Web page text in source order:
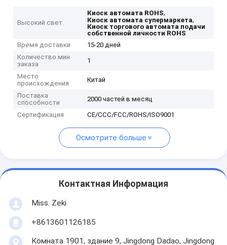
Высокий свет
Киоск автомата ROHS,
Киоск автомата супермаркета,
Киоск торгового автомата подачи
собственной личности ROHS
Время доставки
15-20 дней
Количество мин
заказа
1
Место
происхождения
Китай
Поставка
способности
2000 частей в месяц
Сертификация CE/CCC/FCC/ROHS/ISO9001
Осмотрите больше
Контактная Информация
Miss. Zeki
+8613601126185
Комната 1901, здание 9, Jingdong Dadao, Jingdong